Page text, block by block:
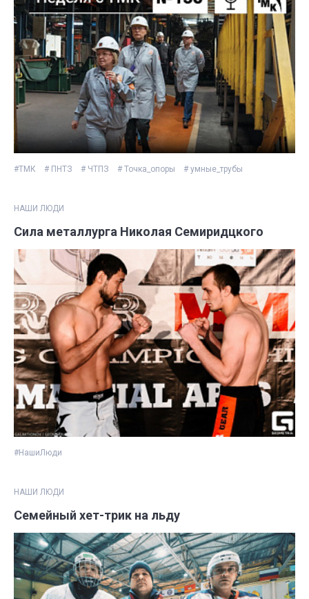
#ТМК # ПНТЗ # ЧТПЗ # Точка_опоры # умные_трубы
НАШИ ЛЮДИ
Сила металлурга Николая Семиридцкого
#НашиЛюди
НАШИ ЛЮДИ
Cемейный хет-трик на льду